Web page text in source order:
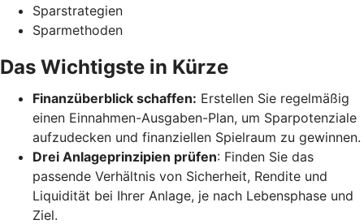
Sparstrategien
Sparmethoden
Das Wichtigste in Kürze
Finanzüberblick schaffen: Erstellen Sie regelmäßig
einen Einnahmen-Ausgaben-Plan, um Sparpotenziale
aufzudecken und finanziellen Spielraum zu gewinnen.
Drei Anlageprinzipien prüfen: Finden Sie das
passende Verhältnis von Sicherheit, Rendite und
Liquidität bei Ihrer Anlage, je nach Lebensphase und
Ziel.